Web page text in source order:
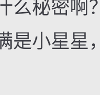
么秘密啊
是小星星